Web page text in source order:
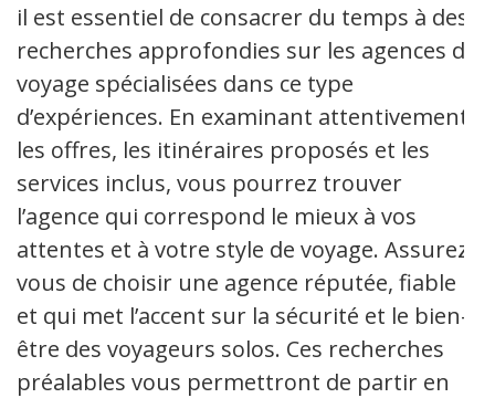
il est essentiel de consacrer du temps à des
recherches approfondies sur les agences de
voyage spécialisées dans ce type
d’expériences. En examinant attentivement
les offres, les itinéraires proposés et les
services inclus, vous pourrez trouver
l’agence qui correspond le mieux à vos
attentes et à votre style de voyage. Assurez-
vous de choisir une agence réputée, fiable
et qui met l’accent sur la sécurité et le bien-
être des voyageurs solos. Ces recherches
préalables vous permettront de partir en